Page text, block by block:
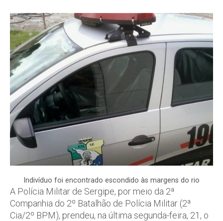
Indivíduo foi encontrado escondido às margens do rio
A Polícia Militar de Sergipe, por meio da 2ª
Companhia do 2º Batalhão de Polícia Militar (2ª
Cia/2º BPM), prendeu, na última segunda-feira, 21, o